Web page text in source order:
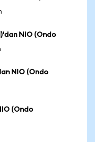
NIO (Ondo
NIO (Ondo
(Ondo